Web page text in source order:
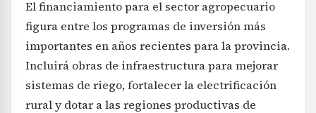
El financiamiento para el sector agropecuario
figura entre los programas de inversión más
importantes en años recientes para la provincia.
Incluirá obras de infraestructura para mejorar
sistemas de riego, fortalecer la electrificación
rural y dotar a las regiones productivas de